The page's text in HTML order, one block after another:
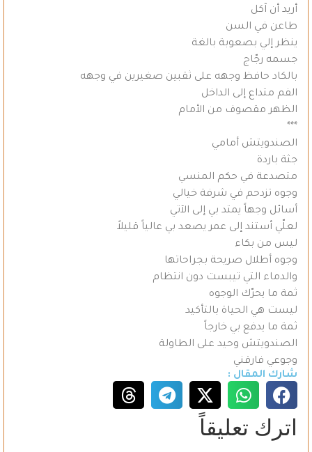
أريد أن آكل
طاعن في السن
ينظر إلي بصعوبة بالغة
جسمه رجّاج
بالكاد حافظ وجهه على ثقبين صغيرين في وجهه
الفم متداع إلى الداخل
الظهر مقصوف من الأمام
***
الصندويتش أمامي
جثة باردة
متصدعة في حكم المنسي
وجوه تزدحم في شرفة خيالي
أسائل وجهاً يمتد بي إلى الآتي
لعلّي أستند إلى عمر يصعد بي عالياً قليلاً
ليس من بكاء
وجوه أطلال صريحة بجراحاتها
والدماء التي تيبست دون انتظام
ثمة ما يحرّك الوجوه
ليست هي الحياة بالتأكيد
ثمة ما يدفع بي خارجاً
الصندويتش وحيد على الطاولة
وجوعي فارقني
شارك المقال :
اترك تعليقاً